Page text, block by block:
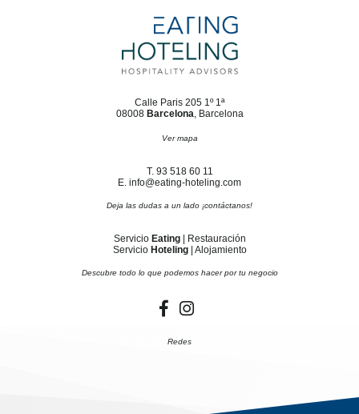
Calle Paris 205 1º 1ª
08008 Barcelona , Barcelona
Ver mapa
T. 93 518 60 11
E. info@eating-hoteling.com
Deja las dudas a un lado ¡contáctanos!
Servicio Eating| Restauración
Servicio Hoteling| Alojamiento
Descubre todo lo que podemos hacer por tu negocio
Redes